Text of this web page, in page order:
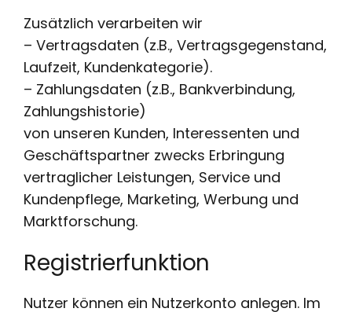
Zusätzlich verarbeiten wir
– Vertragsdaten (z.B., Vertragsgegenstand,
Laufzeit, Kundenkategorie).
– Zahlungsdaten (z.B., Bankverbindung,
Zahlungshistorie)
von unseren Kunden, Interessenten und
Geschäftspartner zwecks Erbringung
vertraglicher Leistungen, Service und
Kundenpflege, Marketing, Werbung und
Marktforschung.
Registrierfunktion
Nutzer können ein Nutzerkonto anlegen. Im